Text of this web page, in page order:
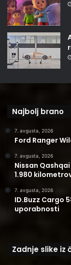
Najbolj brano
7. avgusta, 2026
Ford Ranger
7. avgusta, 2026
Nissan
1.980
7. avgusta, 2026
ID.Buzz Cargo
uporabnosti
Zadnje slike iz